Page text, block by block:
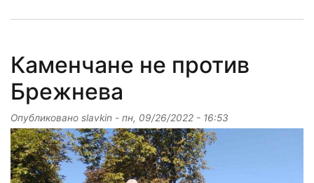
Каменчане не против
Брежнева
Опубликовано slavkin - пн, 09/26/2022 - 16:53